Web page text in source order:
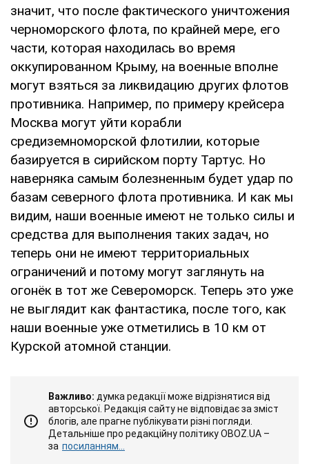
значит, что после фактического уничтожения
черноморского флота, по крайней мере, его
части, которая находилась во время
оккупированном Крыму, на военные вполне
могут взяться за ликвидацию других флотов
противника. Например, по примеру крейсера
Москва могут уйти корабли
средиземноморской флотилии, которые
базируется в сирийском порту Тартус. Но
наверняка самым болезненным будет удар по
базам северного флота противника. И как мы
видим, наши военные имеют не только силы и
средства для выполнения таких задач, но
теперь они не имеют территориальных
ограничений и потому могут заглянуть на
огонёк в тот же Североморск. Теперь это уже
не выглядит как фантастика, после того, как
наши военные уже отметились в 10 км от
Курской атомной станции.
Важливо: думка редакції може відрізнятися від
авторської. Редакція сайту не відповідає за зміст
блогів, але прагне публікувати різні погляди.
Детальніше про редакційну політику OBOZ.UA –
за посиланням...